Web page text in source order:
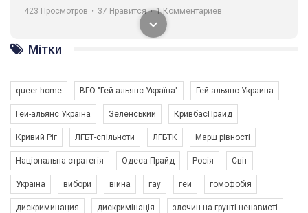
навіть коли ми у різних містах та не можемо зустрінеться, ми
разом. Ми закликаємо всіх хто поділяє цінності рівності та
солідарності, приєднатися до нас. Регіональні підрозділи
ГАУ є в 16 областях України.
Разом наш голос лунає гучніше!
423 Просмотров • 37 Нравится • 1 Комментариев
Мітки
queer home ВГО "Гей-альянс Україна" Гей-альянс Украина
Гей-альянс Україна Зеленський КривбасПрайд
Кривий Ріг ЛГБТ-спільноти ЛГБТК Марш рівності
Національна стратегія Одеса Прайд Росія Світ
Україна вибори війна гау гей гомофобія
дискриминация дискримінація злочин на грунті ненависті